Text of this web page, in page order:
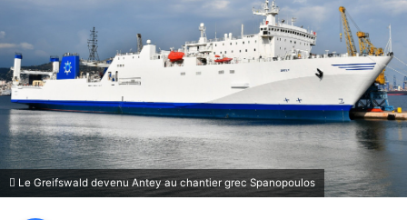
Le Greifswald devenu Antey au chantier grec Spanopoulos